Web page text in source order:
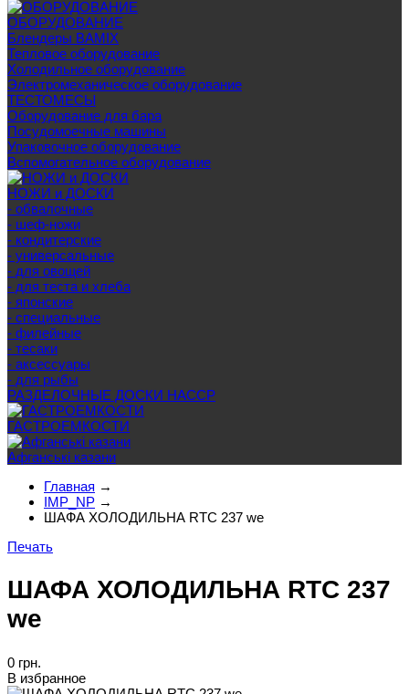
ОБОРУДОВАНИЕ
Блендеры BAMIX
Тепловое оборудование
Холодильное оборудование
Электромеханическое оборудование
ТЕСТОМЕСЫ
Оборудование для бара
Посудомоечные машины
Упаковочное оборудование
Вспомогательное оборудование
НОЖИ и ДОСКИ
- обвалочные
- шеф-ножи
- кондитерские
- универсальные
- для овощей
- для теста и хлеба
- японские
- специальные
- филейные
- тесаки
- аксессуары
- для рыбы
РАЗДЕЛОЧНЫЕ ДОСКИ HACCP
ГАСТРОЕМКОСТИ
Афганські казани
Главная →
IMP_NP →
ШАФА ХОЛОДИЛЬНА RTC 237 we
Печать
ШАФА ХОЛОДИЛЬНА RTC 237
we
0 грн.
В избранное